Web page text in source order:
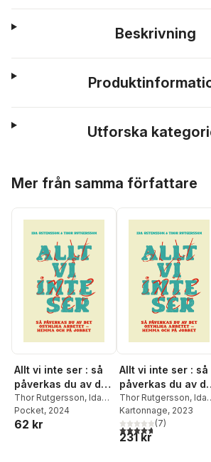
Beskrivning
Utforska
Mer från samma författare
Allt vi inte ser : så
påverkas du av det
osynliga arbetet -
hemma och på
jobbet
Thor Rutgersson, Ida
Östensson
Pocket, 2024
62 kr
Allt vi inte ser : så
påverkas du av
osynliga arbetet -
hemma och på
jobbet
Thor Rutgersson, Ida
Östensson
Kartonnage, 2023
4,7utav 5 stjärnor.
(7)
231 kr